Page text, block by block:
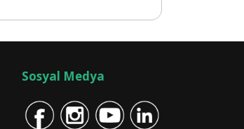
Sosyal Medya